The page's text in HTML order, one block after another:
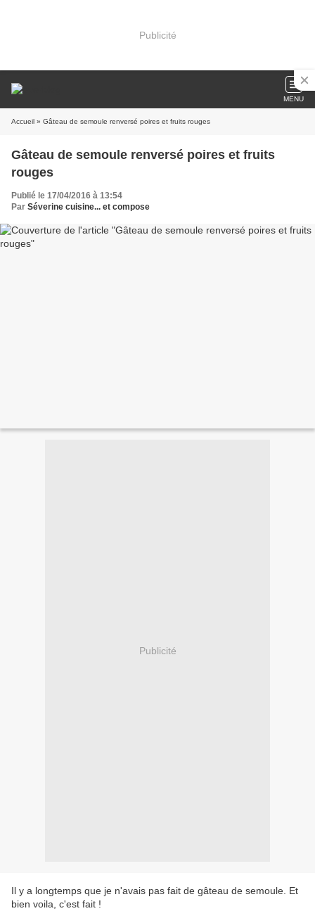
Publicité
MENU
Accueil » Gâteau de semoule renversé poires et fruits rouges
Gâteau de semoule renversé poires et fruits
rouges
Publié le 17/04/2016 à 13:54
Par Séverine cuisine... et compose
Publicité
Il y a longtemps que je n'avais pas fait de gâteau de semoule. Et
bien voila, c'est fait !